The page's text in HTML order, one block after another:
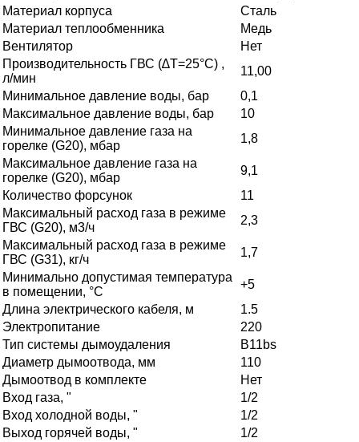
Материал корпуса
Сталь
Материал теплообменника
Медь
Вентилятор
Нет
Производительность ГВС (∆Т=25°С) ,
л/мин
11,00
Минимальное давление воды, бар
0,1
Максимальное давление воды, бар
10
Минимальное давление газа на
горелке (G20), мбар
1,8
Максимальное давление газа на
горелке (G20), мбар
9,1
Количество форсунок
11
Максимальный расход газа в режиме
ГВС (G20), м3/ч
2,3
Максимальный расход газа в режиме
ГВС (G31), кг/ч
1,7
Минимально допустимая температура
в помещении, °C
+5
Длина электрического кабеля, м
1.5
Электропитание
220
Тип системы дымоудаления
B11bs
Диаметр дымоотвода, мм
110
Дымоотвод в комплекте
Нет
Вход газа, "
1/2
Вход холодной воды, "
1/2
Выход горячей воды, "
1/2